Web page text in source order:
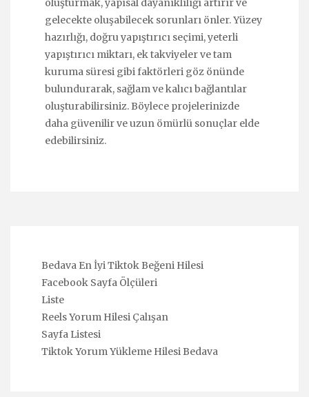
oluşturmak, yapısal dayanıklılığı artırır ve
gelecekte oluşabilecek sorunları önler. Yüzey
hazırlığı, doğru yapıştırıcı seçimi, yeterli
yapıştırıcı miktarı, ek takviyeler ve tam
kuruma süresi gibi faktörleri göz önünde
bulundurarak, sağlam ve kalıcı bağlantılar
oluşturabilirsiniz. Böylece projelerinizde
daha güvenilir ve uzun ömürlü sonuçlar elde
edebilirsiniz.
Bedava En İyi Tiktok Beğeni Hilesi
Facebook Sayfa Ölçüleri
Liste
Reels Yorum Hilesi Çalışan
Sayfa Listesi
Tiktok Yorum Yükleme Hilesi Bedava